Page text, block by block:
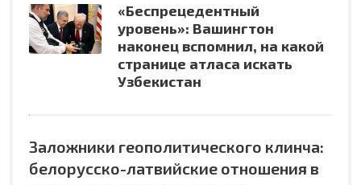
«Беспрецедентный
уровень»: Вашингтон
наконец вспомнил, на какой
странице атласа искать
Узбекистан
Заложники геополитического клинча:
белорусско-латвийские отношения в